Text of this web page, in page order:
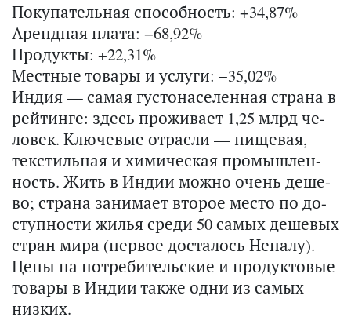
Покупательная способность: +34,87%
Арендная плата: −68,92%
Продукты: +22,31%
Местные товары и услуги: −35,02%
Индия — самая гу­сто­на­се­лен­ная страна в
рей­тин­ге: здесь про­жи­ва­ет 1,25 млрд че­
ло­век. Клю­че­вые от­рас­ли — пи­ще­вая,
тек­стиль­ная и хи­ми­че­ская про­мыш­лен­
ность. Жить в Индии можно очень де­ше­
во; стра­на за­ни­ма­ет вто­рое место по до­
ступ­но­сти жилья среди 50 самых де­ше­вых
стран мира (пер­вое до­ста­лось Непа­лу).
Цены на по­тре­би­тель­ские и про­дук­то­вые
то­ва­ры в Индии также одни из самых
низ­ких.